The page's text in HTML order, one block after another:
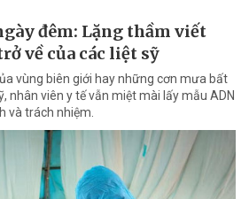
đêm: Lặng thầm viết
về của các liệt sỹ
vùng biên giới hay những cơn mưa bất
nhân viên y tế vẫn miệt mài lấy mẫu ADN
và trách nhiệm.